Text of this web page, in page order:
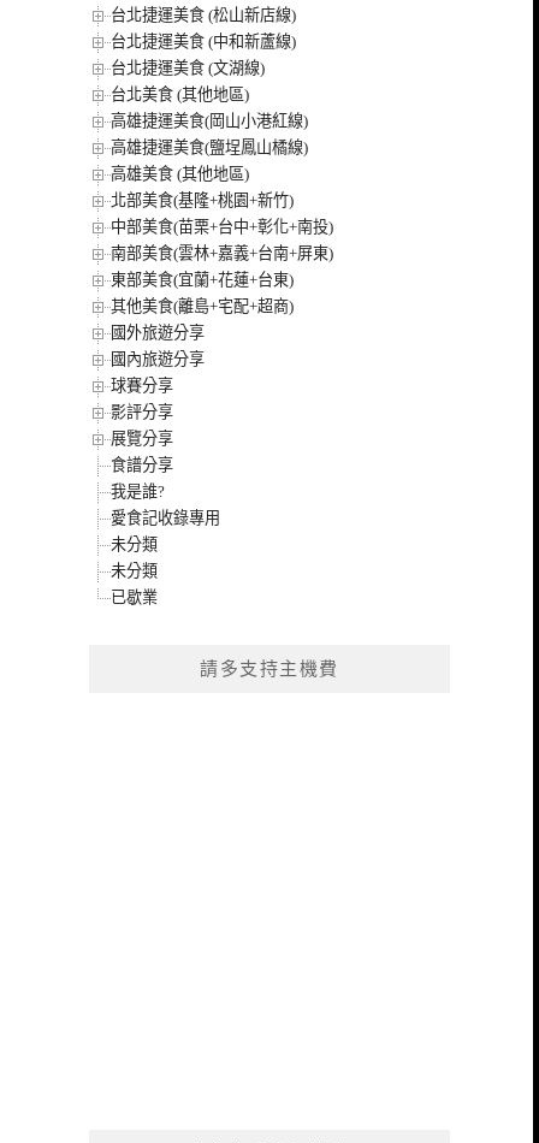
台北捷運美食 (松山新店線)
台北捷運美食 (中和新蘆線)
台北捷運美食 (文湖線)
台北美食 (其他地區)
高雄捷運美食(岡山小港紅線)
高雄捷運美食(鹽埕鳳山橘線)
高雄美食 (其他地區)
北部美食(基隆+桃園+新竹)
中部美食(苗栗+台中+彰化+南投)
南部美食(雲林+嘉義+台南+屏東)
東部美食(宜蘭+花蓮+台東)
其他美食(離島+宅配+超商)
國外旅遊分享
國內旅遊分享
球賽分享
影評分享
展覽分享
食譜分享
我是誰?
愛食記收錄專用
未分類
未分類
已歇業
請多支持主機費